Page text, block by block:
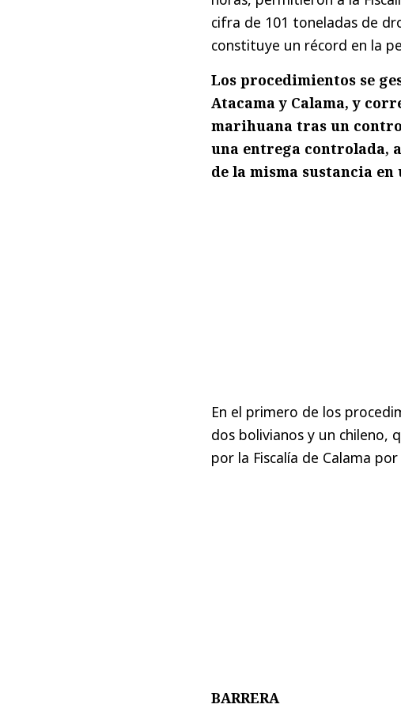
cifra de 101 toneladas de
constituye un récord en la
Los procedimientos se
Atacama y Calama, y
marihuana tras un
una entrega controlada,
de la misma sustancia
En el primero de los
dos bolivianos y un chileno,
por la Fiscalía de Calama
BARRERA